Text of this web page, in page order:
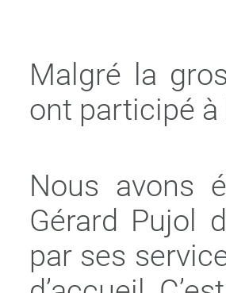
Malgré la
ont participé à
Nous avons
Gérard Pujol
par ses